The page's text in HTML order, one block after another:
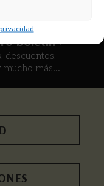
boletín >
descuentos,
más...